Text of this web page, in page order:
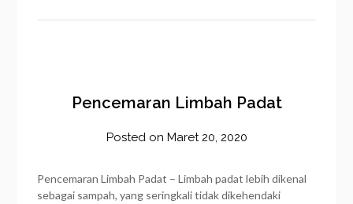
Pencemaran Limbah Padat
Posted on Maret 20, 2020
Pencemaran Limbah Padat – Limbah padat lebih dikenal
sebagai sampah, yang seringkali tidak dikehendaki